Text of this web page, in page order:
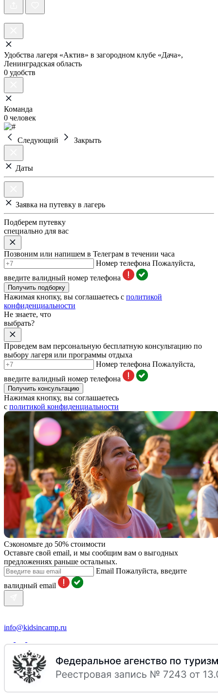
Удобства лагеря «Актив» в загородном клубе «Дача»,
Ленинградская область
0 удобств
Команда
0 человек
Следующий Закрыть
Даты
Заявка на путевку в лагерь
Подберем путевку
специально для вас
Позвоним или напишем в Телеграм в течении часа
Номер телефона Пожалуйста,
введите валидный номер телефона
Получить подборку
Нажимая кнопку, вы соглашаетесь с политикой
конфиденциальности
Не знаете, что
выбрать?
Проведем вам персональную бесплатную консультацию по
выбору лагеря или программы отдыха
Номер телефона Пожалуйста,
введите валидный номер телефона
Получить консультацию
Нажимая кнопку, вы соглашаетесь
с политикой конфиденциальности
Сэкономьте до 50% стоимости
Оставьте свой email, и мы сообщим вам о выгодных
предложениях раньше остальных.
Email Пожалуйста, введите
валидный email
info@kidsincamp.ru